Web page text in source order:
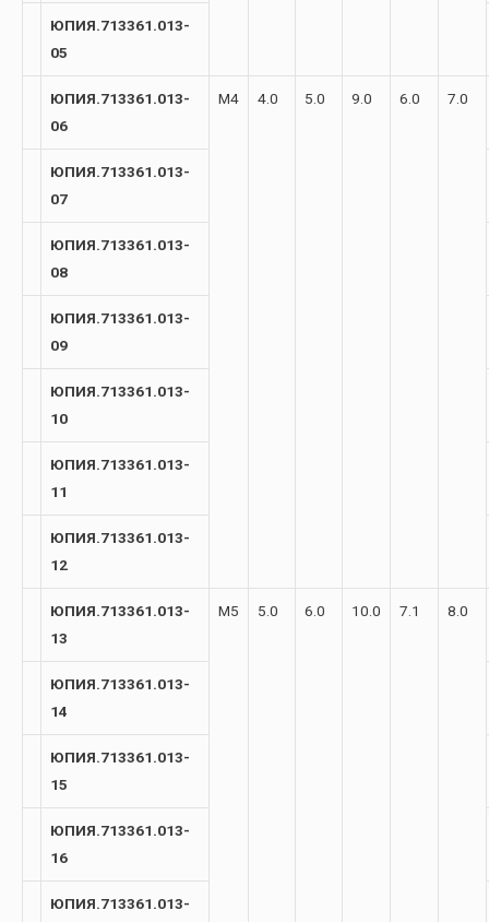
ЮПИЯ.713361.013-
05
ЮПИЯ.713361.013-
06
М4 4.0 5.0 9.0 6.0 7.0
ЮПИЯ.713361.013-
07
ЮПИЯ.713361.013-
08
ЮПИЯ.713361.013-
09
ЮПИЯ.713361.013-
10
ЮПИЯ.713361.013-
11
ЮПИЯ.713361.013-
12
ЮПИЯ.713361.013-
13
М5 5.0 6.0 10.0 7.1 8.0
ЮПИЯ.713361.013-
14
ЮПИЯ.713361.013-
15
ЮПИЯ.713361.013-
16
ЮПИЯ.713361.013-